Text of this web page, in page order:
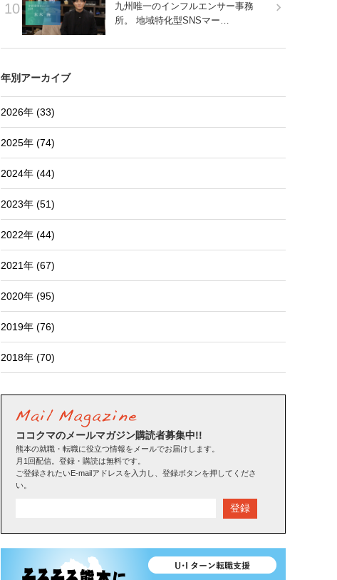
10
九州唯一のインフルエンサー事務
所。 地域特化型SNSマー…
年別アーカイブ
2026年 (33)
2025年 (74)
2024年 (44)
2023年 (51)
2022年 (44)
2021年 (67)
2020年 (95)
2019年 (76)
2018年 (70)
ココクマのメールマガジン購読者募集中!!
熊本の就職・転職に役立つ情報をメールでお届けします。
月1回配信。登録・購読は無料です。
ご登録されたいE-mailアドレスを入力し、登録ボタンを押してくださ
い。
登録